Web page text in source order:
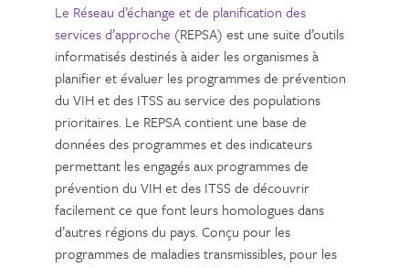
Le Réseau d’échange et de planification des
services d’approche (REPSA) est une suite d’outils
informatisés destinés à aider les organismes à
planifier et évaluer les programmes de prévention
du VIH et des ITSS au service des populations
prioritaires. Le REPSA contient une base de
données des programmes et des indicateurs
permettant les engagés aux programmes de
prévention du VIH et des ITSS de découvrir
facilement ce que font leurs homologues dans
d’autres régions du pays. Conçu pour les
programmes de maladies transmissibles, pour les